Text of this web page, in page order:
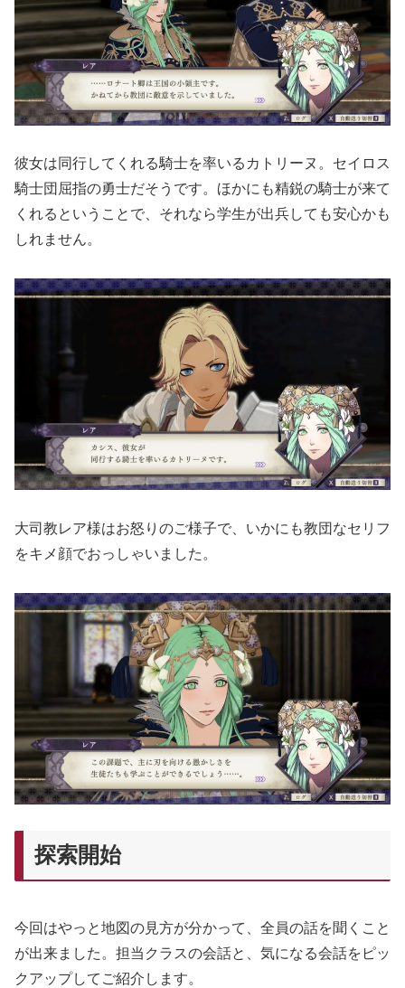
彼女は同行してくれる騎士を率いるカトリーヌ。セイロス
騎士団屈指の勇士だそうです。ほかにも精鋭の騎士が来て
くれるということで、それなら学生が出兵しても安心かも
しれません。
大司教レア様はお怒りのご様子で、いかにも教団なセリフ
をキメ顔でおっしゃいました。
探索開始
今回はやっと地図の見方が分かって、全員の話を聞くこと
が出来ました。担当クラスの会話と、気になる会話をピッ
クアップしてご紹介します。